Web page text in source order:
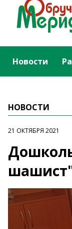
Новости
НОВОСТИ
21 ОКТЯБРЯ 2021